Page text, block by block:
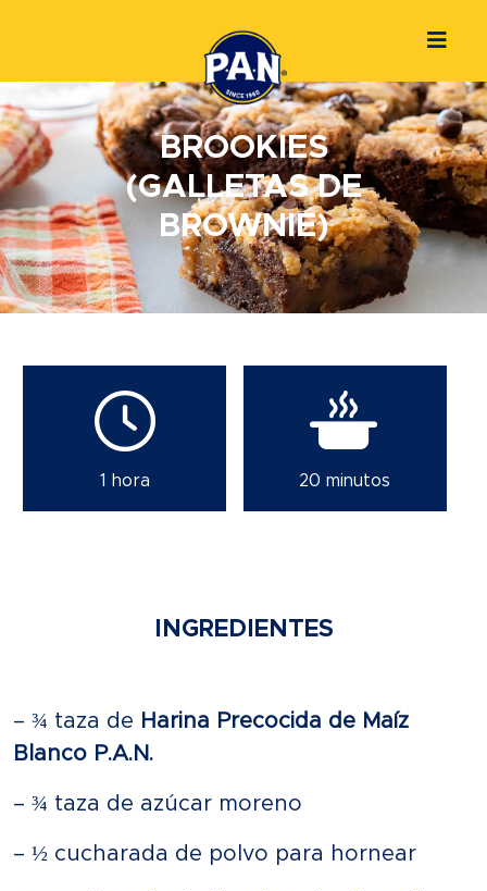
BROOKIES
(GALLETAS DE
BROWNIE)
1 hora 20 minutos
INGREDIENTES
– ¾ taza de Harina Precocida de Maíz
Blanco P.A.N.
– ¾ taza de azúcar moreno
– ½ cucharada de polvo para hornear